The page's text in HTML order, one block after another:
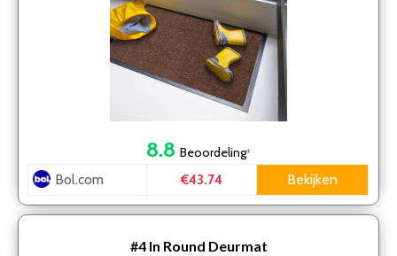
8.8 Beoordeling*
Bol.com €43.74 Bekijken
#4 In Round Deurmat